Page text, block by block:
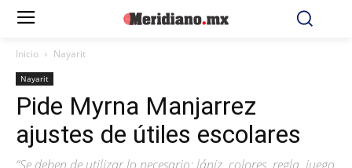
Inicio Nayarit
Nayarit
Pide Myrna Manjarrez
ajustes de útiles escolares